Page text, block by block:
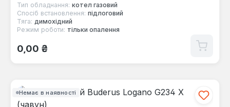
Тип обладнання: котел газовий
Спосіб встановлення: підлоговий
Тяга: димохідний
Режим роботи: тільки опалення
Звичайна ціна:
0,00 ₴
Немає в наявності